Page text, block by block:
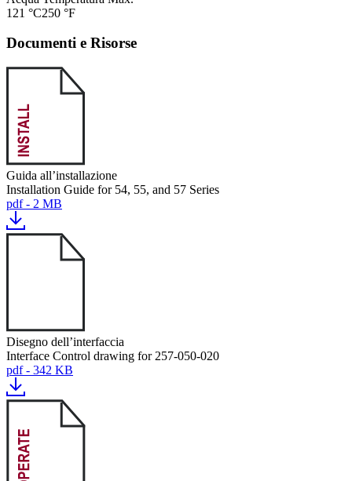
121 °C250 °F
Documenti e Risorse
Guida all’installazione
Installation Guide for 54, 55, and 57 Series
pdf - 2 MB
Disegno dell’interfaccia
Interface Control drawing for 257-050-020
pdf - 342 KB